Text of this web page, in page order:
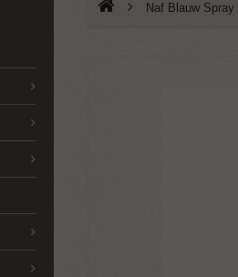
Naf Blauw Spray